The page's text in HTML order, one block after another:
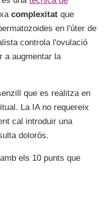
complexitat que
en l'úter de
controla l'ovulació
a augmentar la
que es realitza en
La IA no requereix
cal introduir una
dolorós.
els 10 punts que